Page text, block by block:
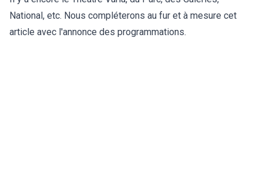
National, etc. Nous compléterons au fur et à mesure cet
article avec l'annonce des programmations.